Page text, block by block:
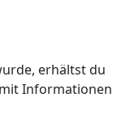
erhältst du
Informationen